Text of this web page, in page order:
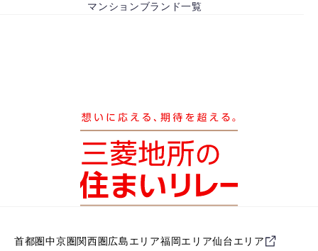
マンションブランド一覧
首都圏中京圏関西圏広島エリア福岡エリア仙台エリア